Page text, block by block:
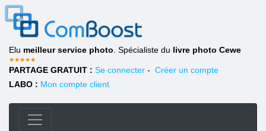
Elu meilleur service photo . Spécialiste du livre photo Cewe
PARTAGE GRATUIT : Se connecter - Créer un compte
LABO : Mon compte client